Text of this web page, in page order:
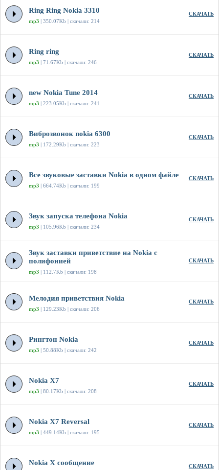
Ring Ring Nokia 3310
mp3 | 350.07Kb | скачали: 214
СКАЧАТЬ
Ring ring
mp3 | 71.67Kb | скачали: 246
СКАЧАТЬ
new Nokia Tune 2014
mp3 | 223.05Kb | скачали: 241
СКАЧАТЬ
Виброзвонок nokia 6300
mp3 | 172.29Kb | скачали: 223
СКАЧАТЬ
Все звуковые заставки Nokia в одном файле
mp3 | 664.74Kb | скачали: 199
СКАЧАТЬ
Звук запуска телефона Nokia
mp3 | 105.96Kb | скачали: 234
СКАЧАТЬ
Звук заставки приветствие на Nokia с
полифонией
mp3 | 112.7Kb | скачали: 198
СКАЧАТЬ
Мелодия приветствия Nokia
mp3 | 129.23Kb | скачали: 206
СКАЧАТЬ
Рингтон Nokia
mp3 | 50.88Kb | скачали: 242
СКАЧАТЬ
Nokia X7
mp3 | 80.17Kb | скачали: 208
СКАЧАТЬ
Nokia X7 Reversal
mp3 | 449.14Kb | скачали: 195
СКАЧАТЬ
Nokia X сообщение СКАЧАТЬ